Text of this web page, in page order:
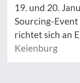
19. und 20.
Sourcing-
richtet sich an
Keienburg